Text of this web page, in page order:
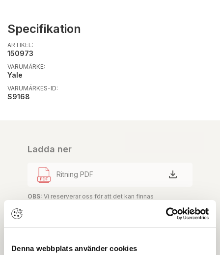
Denna webbplats använder cookies
Specifikation
ARTIKEL:
150973
VARUMÄRKE:
Yale
VARUMÄRKES-ID:
S9168
Ladda ner
Ritning PDF
OBS: Vi reserverar oss för att det kan finnas
uppdaterade dokument hos leverantören. Vi jobbar
löpande med att säkerställa att våra dokument är så